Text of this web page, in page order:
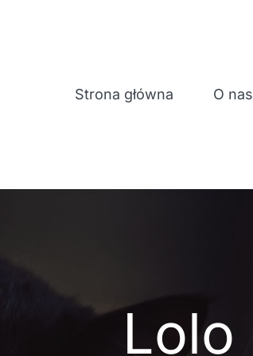
Strona główna O nas
Lolo